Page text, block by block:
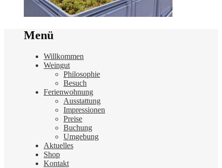
Menü
Willkommen
Weingut
Philosophie
Besuch
Ferienwohnung
Ausstattung
Impressionen
Preise
Buchung
Umgebung
Aktuelles
Shop
Kontakt